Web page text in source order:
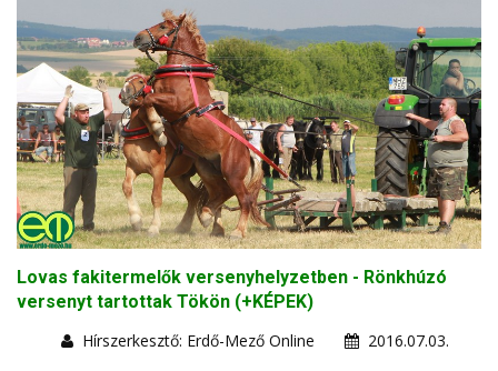
Lovas fakitermelők versenyhelyzetben - Rönkhúzó
versenyt tartottak Tökön (+KÉPEK)
Hírszerkesztő: Erdő-Mező Online
2016.07.03.